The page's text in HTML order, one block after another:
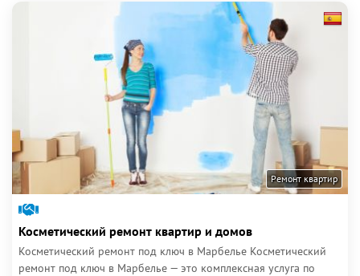
Ремонт квартир
Косметический ремонт квартир и домов
Косметический ремонт под ключ в Марбелье Косметический
ремонт под ключ в Марбелье — это комплексная услуга по